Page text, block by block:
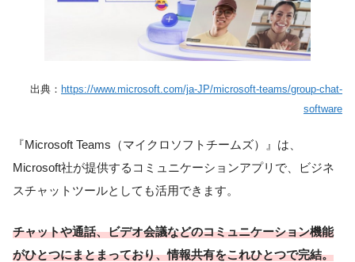
出典： https://www.microsoft.com/ja-JP/microsoft-teams/group-chat-
software
『Microsoft Teams（マイクロソフトチームズ）』は、
Microsoft社が提供するコミュニケーションアプリで、ビジネ
スチャットツールとしても活用できます。
チャットや通話、ビデオ会議などのコミュニケーション機能
がひとつにまとまっており、情報共有をこれひとつで完結。